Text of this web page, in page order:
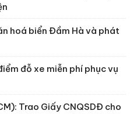
hoá biển Đầm Hà và phát
đỗ xe miễn phí phục vụ
Trao Giấy CNQSDĐ cho